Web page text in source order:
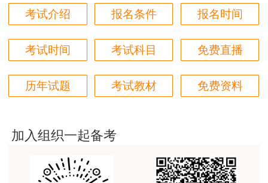
用户m6****68
陈老师讲得非常好，特别喜欢听他的课
用户m7****66
好好 好 好 好真好
课程课件设计完美，授课老师讲解通俗易懂
考试介绍 报名条件 报名时间
考试时间 考试科目 免费直播
历年试题 考试教材 免费资料
加入组织一起备考